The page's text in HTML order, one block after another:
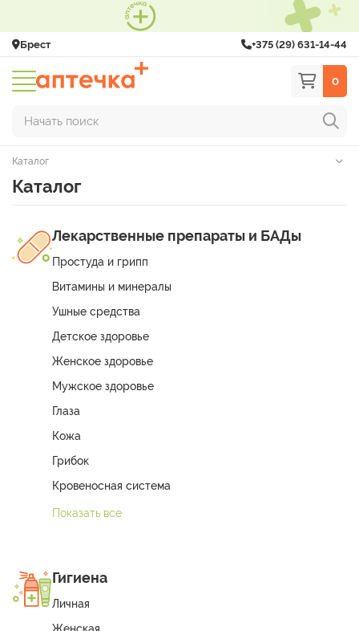
Брест +375 (29) 631-14-44
0
Начать поиск
Каталог
Каталог
Лекарственные препараты и БАДы
Простуда и грипп
Витамины и минералы
Ушные средства
Детское здоровье
Женское здоровье
Мужское здоровье
Глаза
Кожа
Грибок
Кровеносная система
Показать все
Гигиена
Личная